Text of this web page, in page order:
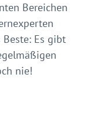
Bereichen
Es gibt
nie!